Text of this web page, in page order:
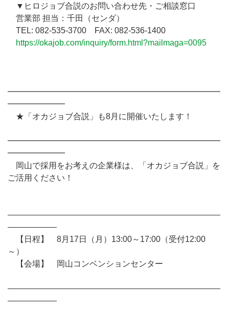
▼ヒロジョブ合説のお問い合わせ先・ご相談窓口
営業部 担当：千田（センダ）
TEL: 082-535-3700 FAX: 082-536-1400
https://okajob.com/inquiry/form.html?mailmaga=0095
━━━━━━━━━━━━━━━━━━━━━━━━━━
━━━━━━━
★「オカジョブ合説」も8月に開催いたします！
━━━━━━━━━━━━━━━━━━━━━━━━━━
━━━━━━━
岡山で採用をお考えの企業様は、「オカジョブ合説」を
ご活用ください！
――――――――――――――――――――――――――
――――――
【日程】 8月17日（月）13:00～17:00（受付12:00
～）
【会場】 岡山コンベンションセンター
――――――――――――――――――――――――――
――――――